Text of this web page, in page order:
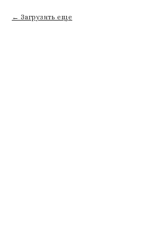
Загрузить еще